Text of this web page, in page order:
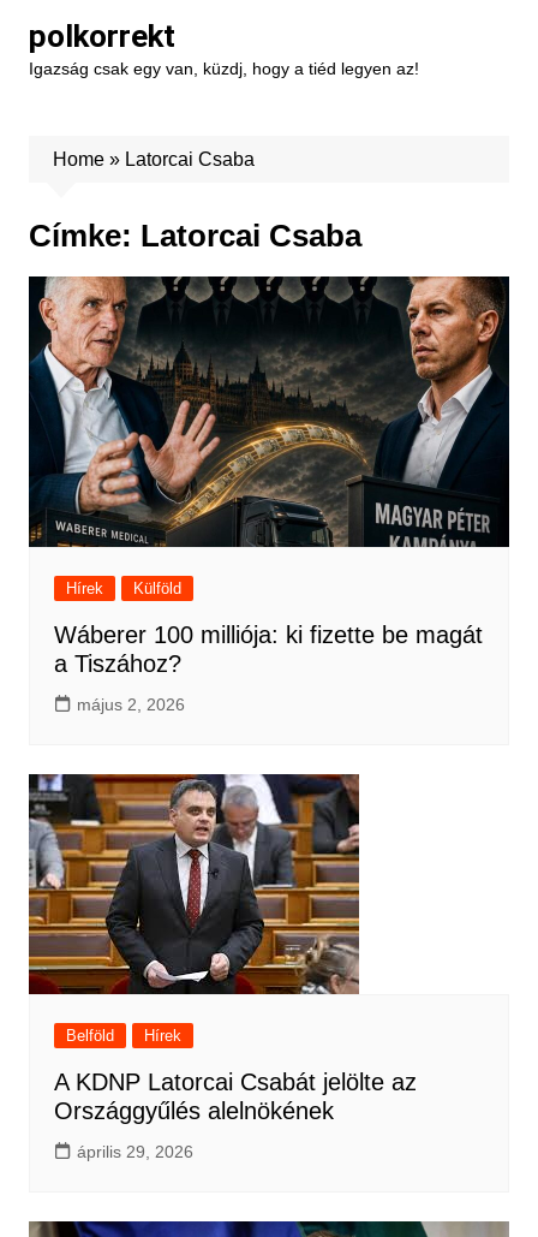
content
polkorrekt
Igazság csak egy van, küzdj, hogy a tiéd legyen az!
Home» Latorcai Csaba
Címke: Latorcai Csaba
Hírek Külföld
Wáberer 100 milliója: ki fizette be magát
a Tiszához?
május 2, 2026
Belföld Hírek
A KDNP Latorcai Csabát jelölte az
Országgyűlés alelnökének
április 29, 2026